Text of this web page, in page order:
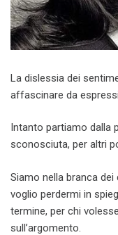
La dislessia dei
affascinare da
Intanto partiamo dalla
sconosciuta, per altri
Siamo nella branca dei
voglio perdermi in
termine, per chi
sull’argomento.